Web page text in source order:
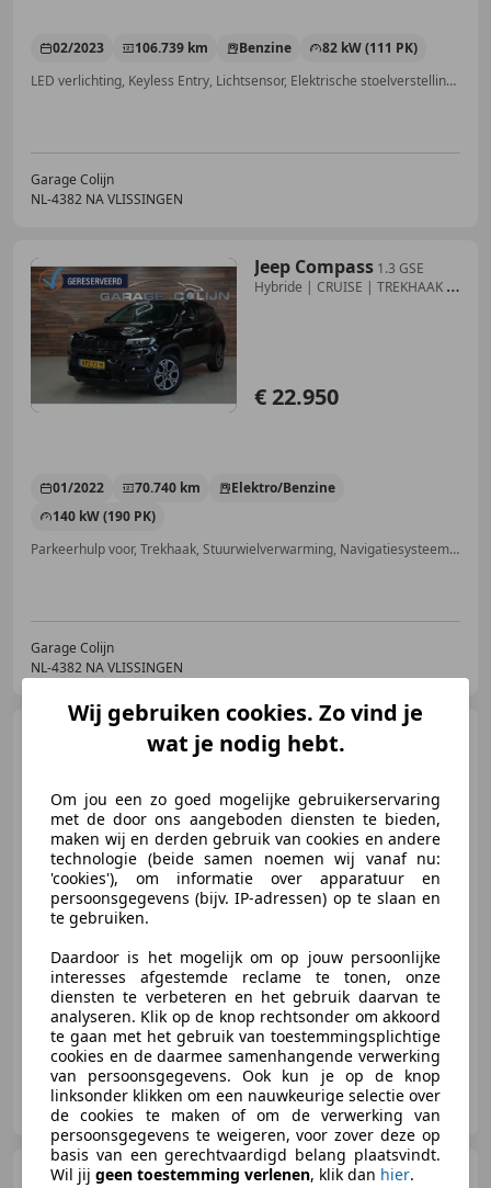
02/2023 106.739 km Benzine
82 kW (111 PK)
LED verlichting, Keyless Entry, Lichtsensor, Elektrische stoelverstelling, Geheel digitaal combi-instrument, Lederen stuurwiel
Garage Colijn
NL-4382 NA VLISSINGEN
Jeep Compass 1.3 GSE
Hybride | CRUISE | TREKHAAK |
€ 22.950
01/2022 70.740 km
Elektro/Benzine
140 kW (190 PK)
Parkeerhulp voor, Trekhaak, Stuurwielverwarming, Navigatiesysteem, Dagrijverlichting, LED verlichting, Getinte ramen, Keyless Entry
Garage Colijn
NL-4382 NA VLISSINGEN
Audi Q3 40 TFSI | QUATTRO |
ACC | CAMERA | LED |
€ 29.950
06/2019 96.695 km Benzine
140 kW (190 PK)
Garage Colijn
NL-4382 NA VLISSINGEN
Audi Q7 60 TFSI | PANO |
Wij gebruiken cookies. Zo vind je
wat je nodig hebt.
Om jou een zo goed mogelijke gebruikerservaring
met de door ons aangeboden diensten te bieden,
maken wij en derden gebruik van cookies en andere
technologie (beide samen noemen wij vanaf nu:
'cookies'), om informatie over apparatuur en
persoonsgegevens (bijv. IP-adressen) op te slaan en
te gebruiken.
Daardoor is het mogelijk om op jouw persoonlijke
interesses afgestemde reclame te tonen, onze
diensten te verbeteren en het gebruik daarvan te
analyseren. Klik op de knop rechtsonder om akkoord
te gaan met het gebruik van toestemmingsplichtige
cookies en de daarmee samenhangende verwerking
van persoonsgegevens. Ook kun je op de knop
linksonder klikken om een nauwkeurige selectie over
de cookies te maken of om de verwerking van
persoonsgegevens te weigeren, voor zover deze op
basis van een gerechtvaardigd belang plaatsvindt.
Wil jij geen toestemming verlenen, klik dan hier.